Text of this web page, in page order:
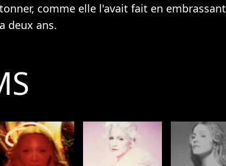
comme elle l'avait fait en embrassant
deux ans.